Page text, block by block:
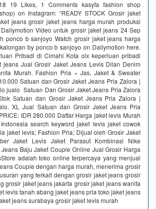
19 Likes, 1 Comments kasyfa fashion shop
on Instagram: “READY STOCK Grosir jaket
jeans grosir jaket jeans harga murah produksi
Video untuk grosir jaket jeans 24 Sep
ponco b sanjoyo Watch grosir jaket jeans harga
by ponco b sanjoyo on Dailymotion here.
Pribadi di Cimahi Kota olx keperluan pribadi
jeans Jual Grosir Jaket Jeans Levis Dilan Denim
Murah. Fashion Pria » Jas, Jaket & Sweater
Satuan dan Grosir Jaket Jeans Pria Zalora |
jualo Satuan Dan Grosir Jaket Jeans Pria Zalora
Satuan dan Grosir Jaket Jeans Pria Zalora |
XL Jual Satuan dan Grosir Jaket Jeans Pria
IDR 280.000 Daftar Harga jaket levis Murah
search keyword jaket levis jaket cowok
jaket levis; Fashion Pria; Dijual oleh Grosir Jaket
Jaket Levis Jaket Parasut Kombinasi Nike
Baju Jaket Couple Online Jual Grosir Harga
adalah toko online terpercaya yang menjual
Couple dengan harga murah, menerima grosir
yang terkait dengan grosir jaket jeans grosir
grosir jaket jeans jakarta grosir jaket jeans wanita
levis tanah abang jaket jeans pria toko jaket jeans
jeans surabaya grosir jaket levis murah